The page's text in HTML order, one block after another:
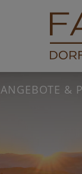
ANGEBOTE &